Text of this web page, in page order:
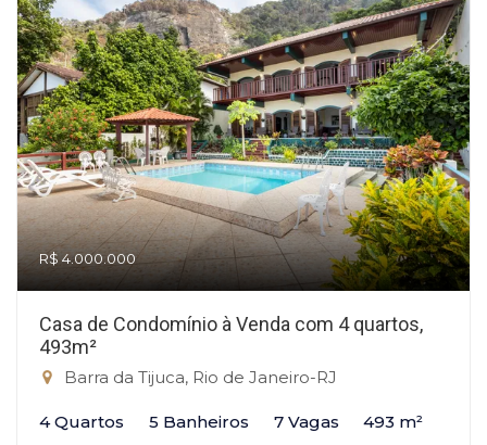
R$ 4.000.000
Casa de Condomínio à Venda com 4 quartos,
493m²
Barra da Tijuca, Rio de Janeiro-RJ
4 Quartos 5 Banheiros 7 Vagas 493 m²